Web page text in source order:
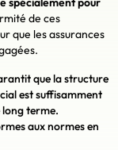
de ces
que les assurances
que la structure
est suffisamment
long terme.
aux normes en